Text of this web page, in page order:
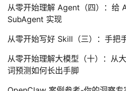
从零开始理解 Agent（四）：
SubAgent 实现
从零开始写好 Skill（三）：手把
从零开始理解大模型（十）：
词预测如何长出手脚